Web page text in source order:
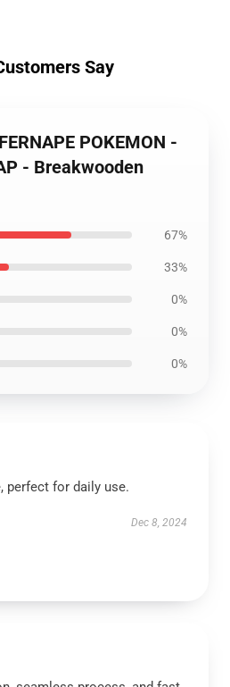
Say
POKEMON -
- Breakwooden
67%
33%
0%
0%
0%
perfect for daily use.
Dec 8, 2024